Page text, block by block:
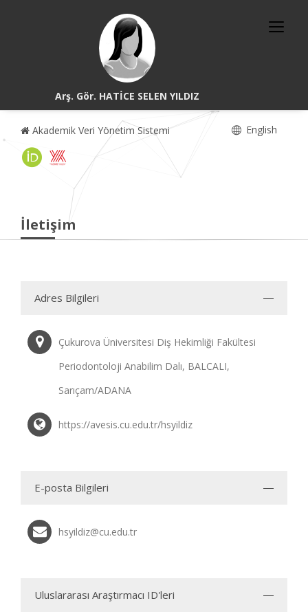
Arş. Gör. HATİCE SELEN YILDIZ
Akademik Veri Yönetim Sistemi English
İletişim
Adres Bilgileri
Çukurova Üniversitesi Diş Hekimliği Fakültesi
Periodontoloji Anabilim Dalı, BALCALI,
Sarıçam/ADANA
https://avesis.cu.edu.tr/hsyildiz
E-posta Bilgileri
hsyildiz@cu.edu.tr
Uluslararası Araştırmacı ID'leri